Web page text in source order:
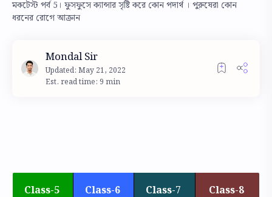
মকটেস্ট পর্ব 5। ফুসফুসে ক্যান্সার সৃষ্টি করে কোন পদার্থ । পুরুষেরা কোন
ধরনের রোগে আক্রান
Est. read time: 9 min
Class-5 Class-6 Class-7 Class-8